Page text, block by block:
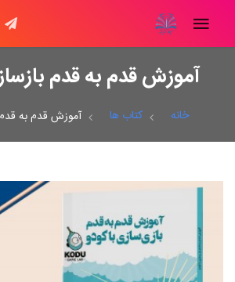
آموزش قدم به قدم
خانه کتاب ها آموزش قدم به قدم